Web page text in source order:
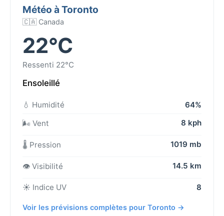
Météo à Toronto
🇨🇦 Canada
22°C
Ressenti 22°C
Ensoleillé
💧 Humidité
64%
🌬️ Vent
8 kph
🌡️ Pression 1019 mb
👁️ Visibilité 14.5 km
☀️ Indice UV 8
Voir les prévisions complètes pour Toronto →